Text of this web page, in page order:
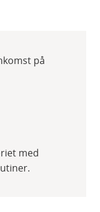
på
med